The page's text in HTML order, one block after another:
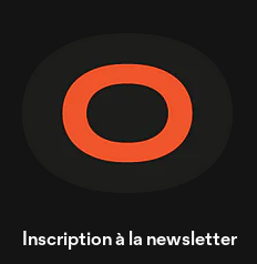
Inscription à la newsletter